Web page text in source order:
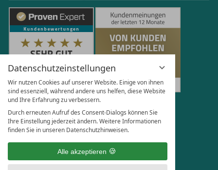
Datenschutzeinstellungen
Wir nutzen Cookies auf unserer Website. Einige von ihnen
sind essenziell, während andere uns helfen, diese Website
und Ihre Erfahrung zu verbessern.
Durch erneuten Aufruf des Consent-Dialogs können Sie
Ihre Einstellung jederzeit ändern. Weitere Informationen
finden Sie in unseren Datenschutzhinweisen.
Alle akzeptieren